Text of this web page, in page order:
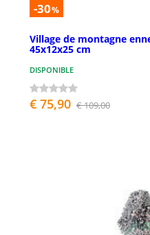
-30%
Village de montagne
45x12x25 cm
DISPONIBLE
€ 75,90 € 109,00